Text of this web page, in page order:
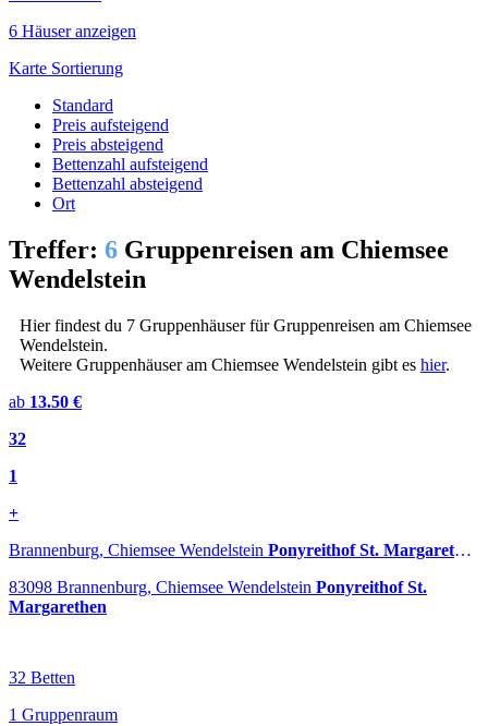
6 Häuser anzeigen
Karte Sortierung
Standard
Preis aufsteigend
Preis absteigend
Bettenzahl aufsteigend
Bettenzahl absteigend
Ort
Treffer: 6 Gruppenreisen am Chiemsee
Wendelstein
Hier findest du 7 Gruppenhäuser für Gruppenreisen am Chiemsee
Wendelstein.
Weitere Gruppenhäuser am Chiemsee Wendelstein gibt es hier.
ab 13.50 €
32
1
+
Brannenburg, Chiemsee Wendelstein Ponyreithof St. Margarethen
83098 Brannenburg, Chiemsee Wendelstein Ponyreithof St.
Margarethen
32 Betten
1 Gruppenraum